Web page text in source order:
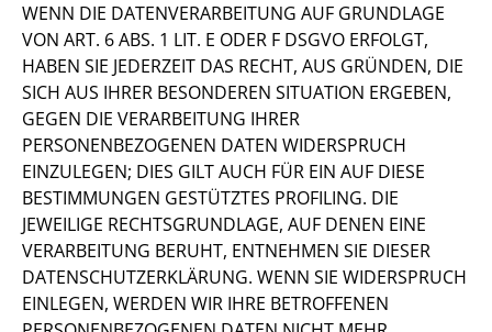
WENN DIE DATENVERARBEITUNG AUF GRUNDLAGE
VON ART. 6 ABS. 1 LIT. E ODER F DSGVO ERFOLGT,
HABEN SIE JEDERZEIT DAS RECHT, AUS GRÜNDEN, DIE
SICH AUS IHRER BESONDEREN SITUATION ERGEBEN,
GEGEN DIE VERARBEITUNG IHRER
PERSONENBEZOGENEN DATEN WIDERSPRUCH
EINZULEGEN; DIES GILT AUCH FÜR EIN AUF DIESE
BESTIMMUNGEN GESTÜTZTES PROFILING. DIE
JEWEILIGE RECHTSGRUNDLAGE, AUF DENEN EINE
VERARBEITUNG BERUHT, ENTNEHMEN SIE DIESER
DATENSCHUTZERKLÄRUNG. WENN SIE WIDERSPRUCH
EINLEGEN, WERDEN WIR IHRE BETROFFENEN